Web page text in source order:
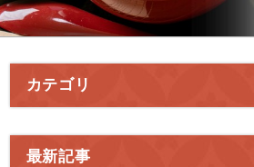
カテゴリ
最新記事